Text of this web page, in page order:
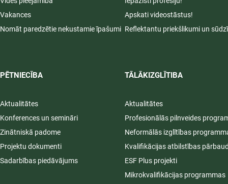
Vakances
Nomāt paredzētie nekustamie īpašumi
PĒTNIECĪBA
Aktualitātes
Konferences un semināri
Zinātniskā padome
Projektu dokumenti
Sadarbības piedāvājums
Apskati videostāstus!
Reflektantu priekšlikumi un
TĀLĀKIZGLĪTIBA
Aktualitātes
Profesionālās pilnveides
Neformālās izglītības
Kvalifikācijas atbilstības
ESF Plus projekti
Mikrokvalifikācijas programmas